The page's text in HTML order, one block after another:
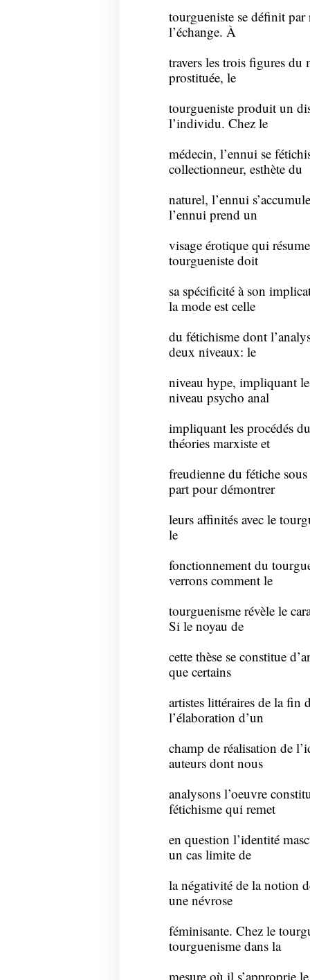
tourgueniste se définit
l’échange. À
travers les trois figures du
prostituée, le
tourgueniste produit un
l’individu. Chez le
médecin, l’ennui se
collectionneur, esthète du
naturel, l’ennui
l’ennui prend un
visage érotique qui
tourgueniste doit
sa spécificité à son
la mode est celle
du fétichisme dont
deux niveaux: le
niveau hype, impliquant
niveau psycho anal
impliquant les procédés
théories marxiste et
freudienne du fétiche
part pour démontrer
leurs affinités avec le
le
fonctionnement du
verrons comment le
tourguenisme révèle le
Si le noyau de
cette thèse se constitue
que certains
artistes littéraires de la fin
l’élaboration d’un
champ de réalisation de
auteurs dont nous
analysons l’oeuvre
fétichisme qui remet
en question l’identité
un cas limite de
la négativité de la notion
une névrose
féminisante. Chez le
tourguenisme dans la
mesure où il s’approprie